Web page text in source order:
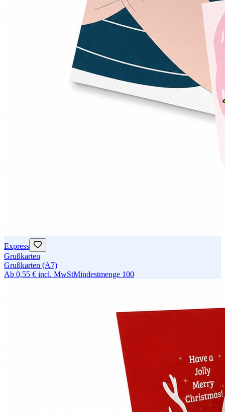
Express
Grußkarten
Grußkarten (A7)
Ab 0,55 € incl. MwStMindestmenge 100